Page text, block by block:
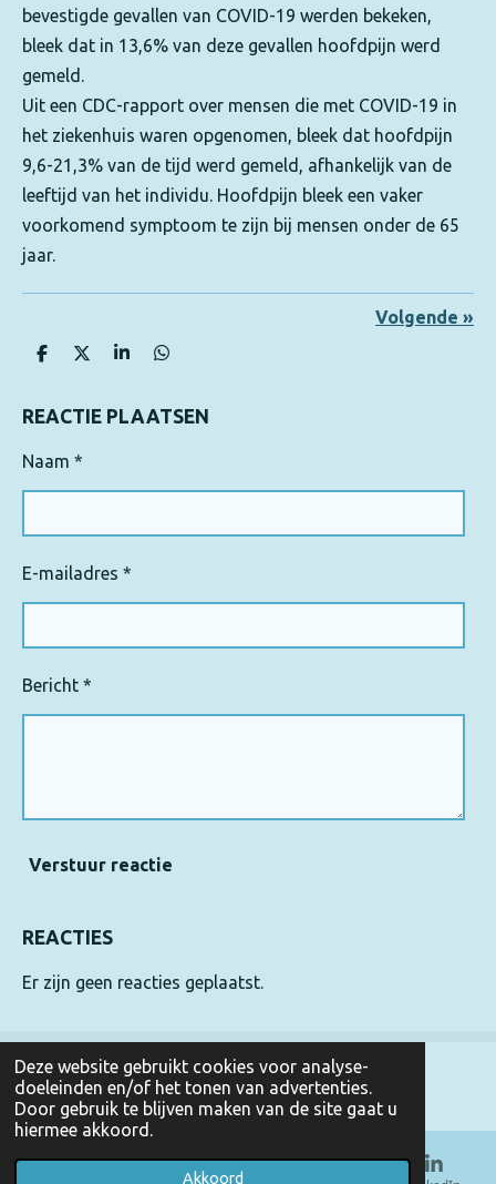
Deze website gebruikt cookies voor analyse-
doeleinden en/of het tonen van advertenties.
Door gebruik te blijven maken van de site gaat u
hiermee akkoord.
Akkoord
bevestigde gevallen van COVID-19 werden bekeken,
bleek dat in 13,6% van deze gevallen hoofdpijn werd
gemeld.
Uit een CDC-rapport over mensen die met COVID-19 in
het ziekenhuis waren opgenomen, bleek dat hoofdpijn
9,6-21,3% van de tijd werd gemeld, afhankelijk van de
leeftijd van het individu. Hoofdpijn bleek een vaker
voorkomend symptoom te zijn bij mensen onder de 65
jaar.
Volgende »
D
e
D
l
S
r
D
e
REACTIE PLAATSEN
Naam *
E-mailadres *
Bericht *
Verstuur reactie
REACTIES
Er zijn geen reacties geplaatst.
© 2026 Neurologie Centrum Amsterdam; KvK:34317732